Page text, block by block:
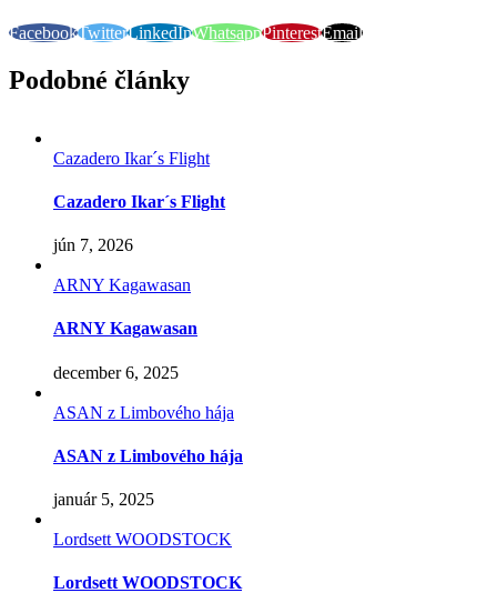
FacebookTwitterLinkedInWhatsappPinterestEmail
Podobné články
Cazadero Ikar´s Flight
Cazadero Ikar´s Flight
jún 7, 2026
ARNY Kagawasan
ARNY Kagawasan
december 6, 2025
ASAN z Limbového hája
ASAN z Limbového hája
január 5, 2025
Lordsett WOODSTOCK
Lordsett WOODSTOCK